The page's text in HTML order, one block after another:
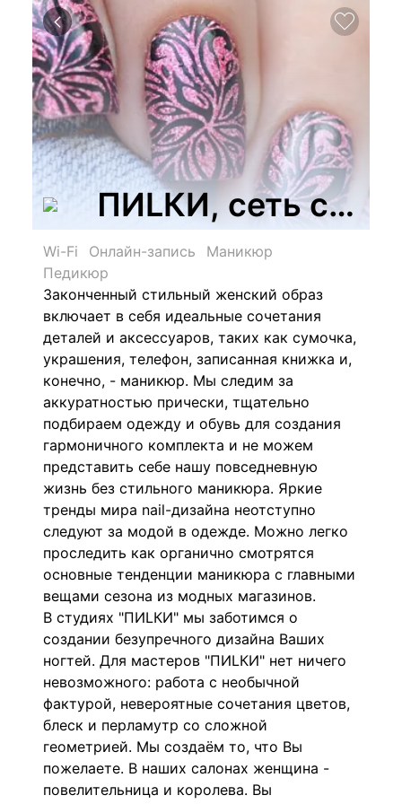
ПИLКИ, сеть
Wi-Fi Онлайн-запись
Маникюр
Педикюр
Законченный стильный женский образ
включает в себя идеальные сочетания
деталей и аксессуаров, таких как сумочка,
украшения, телефон, записанная книжка и,
конечно, - маникюр. Мы следим за
аккуратностью прически, тщательно
подбираем одежду и обувь для создания
гармоничного комплекта и не можем
представить себе нашу повседневную
жизнь без стильного маникюра. Яркие
тренды мира nail-дизайна неотступно
следуют за модой в одежде. Можно легко
проследить как органично смотрятся
основные тенденции маникюра с главными
вещами сезона из модных магазинов.
В студиях "ПИLКИ" мы заботимся о
создании безупречного дизайна Ваших
ногтей. Для мастеров "ПИLКИ" нет ничего
невозможного: работа с необычной
фактурой, невероятные сочетания цветов,
блеск и перламутр со сложной
геометрией. Мы создаём то, что Вы
пожелаете. В наших салонах женщина -
повелительница и королева. Вы